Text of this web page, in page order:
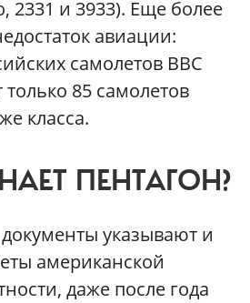
2331 и 3933). Еще более
авиации:
самолетов ВВС
85 самолетов
класса.
ПЕНТАГОН?
указывают и
американской
даже после года